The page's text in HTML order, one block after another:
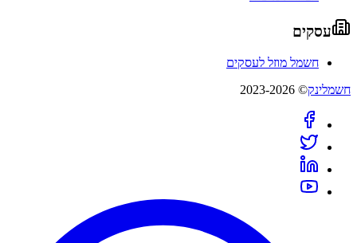
עסקים
חשמל מוזל לעסקים
חשמלינק© 2023-2026